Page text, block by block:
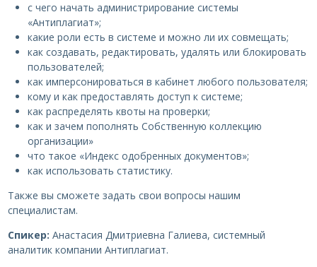
с чего начать администрирование системы
«Антиплагиат»;
какие роли есть в системе и можно ли их совмещать;
как создавать, редактировать, удалять или блокировать
пользователей;
как имперсонироваться в кабинет любого пользователя;
кому и как предоставлять доступ к системе;
как распределять квоты на проверки;
как и зачем пополнять Собственную коллекцию
организации»
что такое «Индекс одобренных документов»;
как использовать статистику.
Также вы сможете задать свои вопросы нашим
специалистам.
Спикер: Анастасия Дмитриевна Галиева, системный
аналитик компании Антиплагиат.